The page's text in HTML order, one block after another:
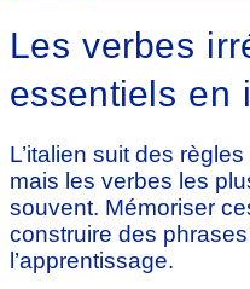
Les verbes
essentiels en
L’italien suit des
mais les verbes les
souvent. Mémoriser
construire des
l’apprentissage.